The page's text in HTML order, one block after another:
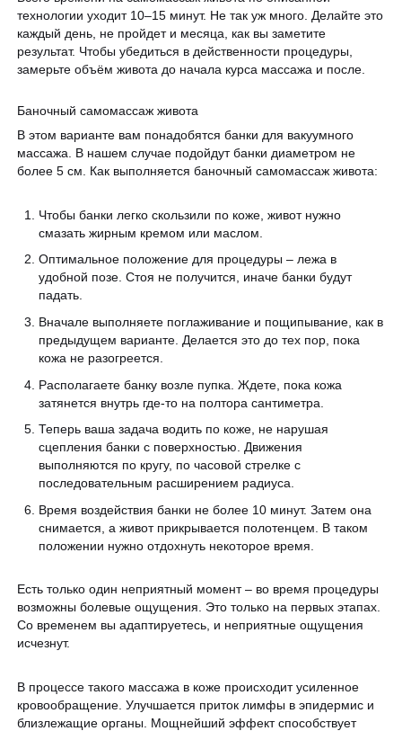
технологии уходит 10–15 минут. Не так уж много. Делайте это
каждый день, не пройдет и месяца, как вы заметите
результат. Чтобы убедиться в действенности процедуры,
замерьте объём живота до начала курса массажа и после.
Баночный самомассаж живота
В этом варианте вам понадобятся банки для вакуумного
массажа. В нашем случае подойдут банки диаметром не
более 5 см. Как выполняется баночный самомассаж живота:
Чтобы банки легко скользили по коже, живот нужно
смазать жирным кремом или маслом.
Оптимальное положение для процедуры – лежа в
удобной позе. Стоя не получится, иначе банки будут
падать.
Вначале выполняете поглаживание и пощипывание, как в
предыдущем варианте. Делается это до тех пор, пока
кожа не разогреется.
Располагаете банку возле пупка. Ждете, пока кожа
затянется внутрь где-то на полтора сантиметра.
Теперь ваша задача водить по коже, не нарушая
сцепления банки с поверхностью. Движения
выполняются по кругу, по часовой стрелке с
последовательным расширением радиуса.
Время воздействия банки не более 10 минут. Затем она
снимается, а живот прикрывается полотенцем. В таком
положении нужно отдохнуть некоторое время.
Есть только один неприятный момент – во время процедуры
возможны болевые ощущения. Это только на первых этапах.
Со временем вы адаптируетесь, и неприятные ощущения
исчезнут.
В процессе такого массажа в коже происходит усиленное
кровообращение. Улучшается приток лимфы в эпидермис и
близлежащие органы. Мощнейший эффект способствует